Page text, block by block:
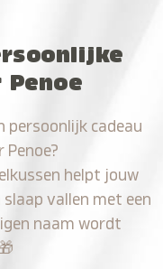
Penoe
persoonlijk cadeau
helpt jouw
vallen met een
naam wordt